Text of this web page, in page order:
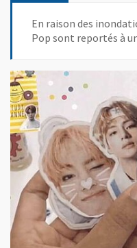
En raison des
Pop sont reportés à